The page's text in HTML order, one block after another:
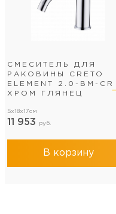
СМЕСИТЕЛЬ ДЛЯ
РАКОВИНЫ CRETO
ELEMENT 2.0-BM-CR
ХРОМ ГЛЯНЕЦ
5x18x17см
11 953 руб.
В корзину